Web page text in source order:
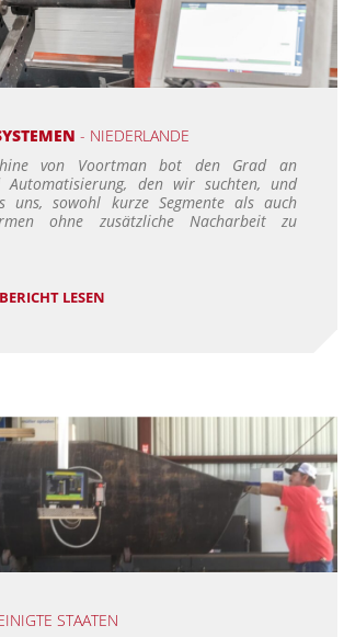
- NIEDERLANDE
von Voortman bot den Grad an
Automatisierung, den wir suchten, und
uns, sowohl kurze Segmente als auch
ohne zusätzliche Nacharbeit zu
LESEN
STAATEN